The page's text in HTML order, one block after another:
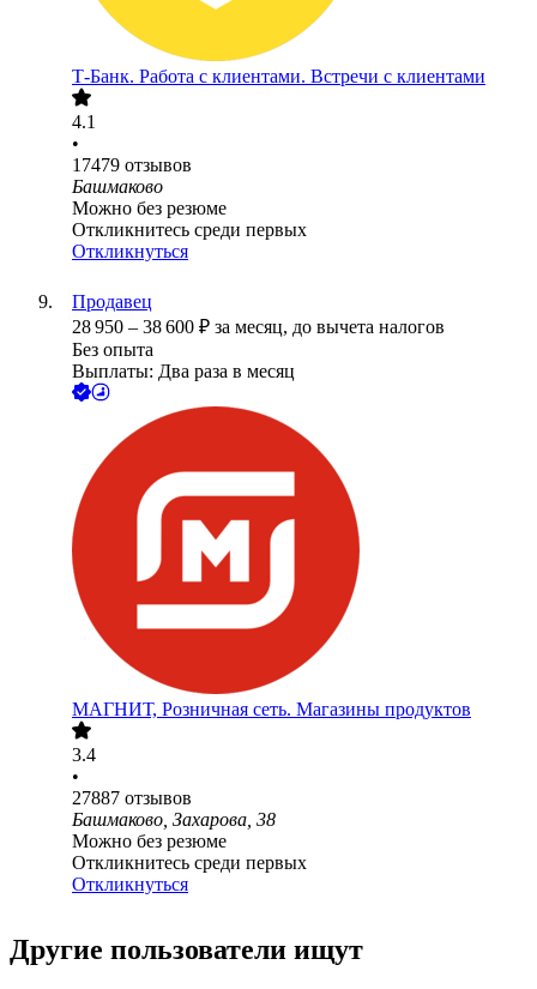
Т-Банк. Работа с клиентами. Встречи с клиентами
4.1
•
17479 отзывов
Башмаково
Можно без резюме
Откликнитесь среди первых
Откликнуться
Продавец
28 950 – 38 600 ₽ за месяц, до вычета налогов
Без опыта
Выплаты: Два раза в месяц
МАГНИТ, Розничная сеть. Магазины продуктов
3.4
•
27887 отзывов
Башмаково, Захарова, 38
Можно без резюме
Откликнитесь среди первых
Откликнуться
Другие пользователи ищут